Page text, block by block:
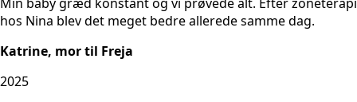
hos Nina blev det meget bedre allerede samme dag.
Katrine, mor til Freja
2025